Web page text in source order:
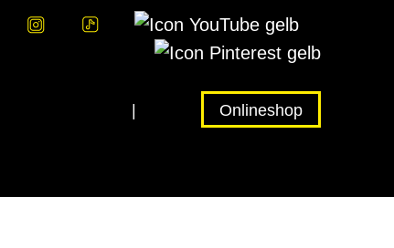
Onlineshop